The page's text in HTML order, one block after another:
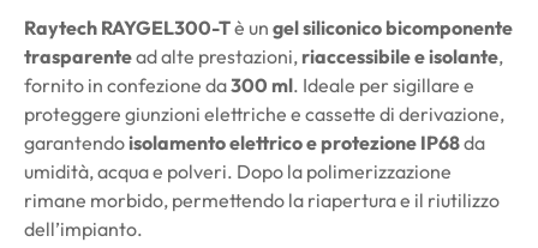
Raytech RAYGEL300-Tè un gel siliconico bicomponente
trasparentead alte prestazioni, riaccessibile e isolante,
fornito in confezione da300 ml. Ideale per sigillare e
proteggere giunzioni elettriche e cassette di derivazione,
garantendoisolamento elettrico e protezione IP68da
umidità, acqua e polveri. Dopo la polimerizzazione
rimane morbido, permettendo la riapertura e il riutilizzo
dell’impianto.